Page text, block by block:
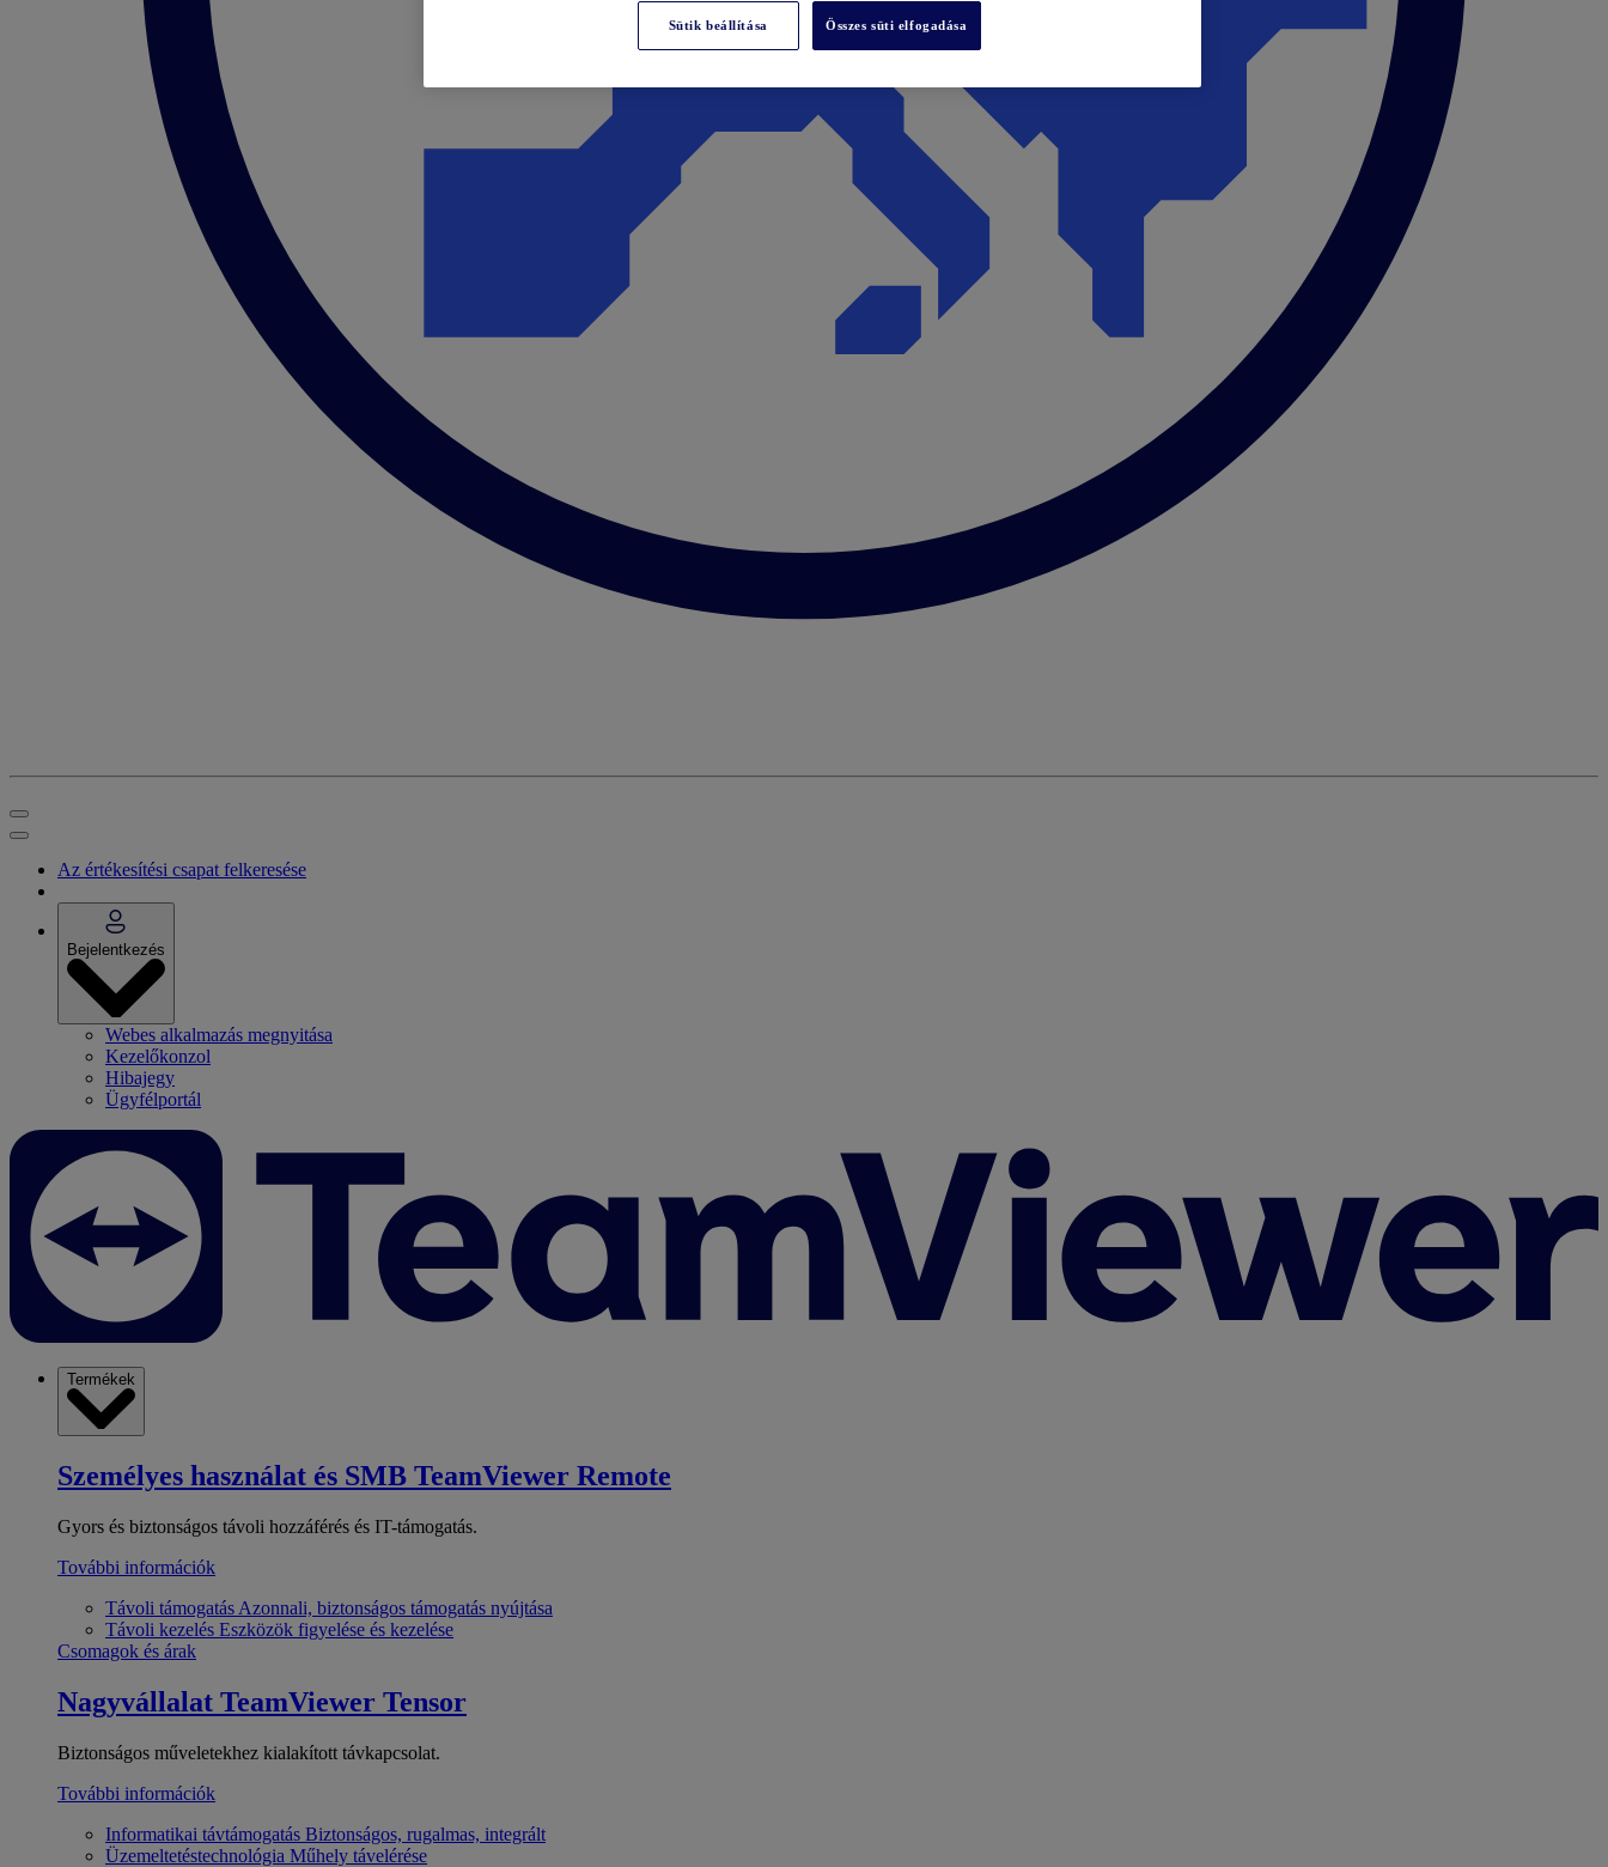
Az értékesítési csapat felkeresése
Bejelentkezés
Webes alkalmazás megnyitása
Kezelőkonzol
Hibajegy
Ügyfélportál
Termékek
Személyes használat és SMB TeamViewer Remote
Gyors és biztonságos távoli hozzáférés és IT-támogatás.
További információk
Távoli támogatás Azonnali, biztonságos támogatás nyújtása
Távoli kezelés Eszközök figyelése és kezelése
Csomagok és árak
Nagyvállalat TeamViewer Tensor
Biztonságos műveletekhez kialakított távkapcsolat.
További információk
Informatikai távtámogatás Biztonságos, rugalmas, integrált
Üzemeltetéstechnológia Műhely távelérése
Sütik beállítása Összes süti elfogadása